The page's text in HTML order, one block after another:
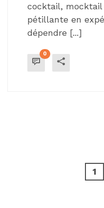
cocktail, mocktail
pétillante en
dépendre [...]
0
1